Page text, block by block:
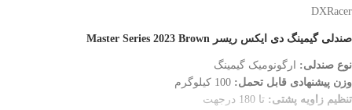
DXRacer
صندلی گیمینگ دی ایکس ریسر Master Series 2023 Brown
نوع صندلی: ارگونومیک گیمینگ
وزن پیشنهادی قابل تحمل:
تنظیم زاویه پشتی: تا 180 درجهت